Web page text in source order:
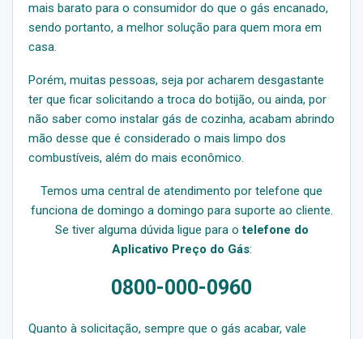
mais barato para o consumidor do que o gás encanado,
sendo portanto, a melhor solução para quem mora em
casa.
Porém, muitas pessoas, seja por acharem desgastante
ter que ficar solicitando a troca do botijão, ou ainda, por
não saber como instalar gás de cozinha, acabam abrindo
mão desse que é considerado o mais limpo dos
combustíveis, além do mais econômico.
Temos uma central de atendimento por telefone que
funciona de domingo a domingo para suporte ao cliente.
Se tiver alguma dúvida ligue para otelefone do
Aplicativo Preço do Gás:
0800-000-0960
Quanto à solicitação, sempre que o gás acabar, vale